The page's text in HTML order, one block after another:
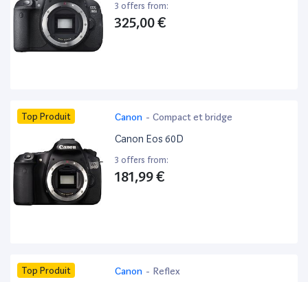
3 offers from:
325,00 €
Top Produit Canon - Compact et bridge
Canon Eos 60D
3 offers from:
181,99 €
Top Produit Canon - Reflex